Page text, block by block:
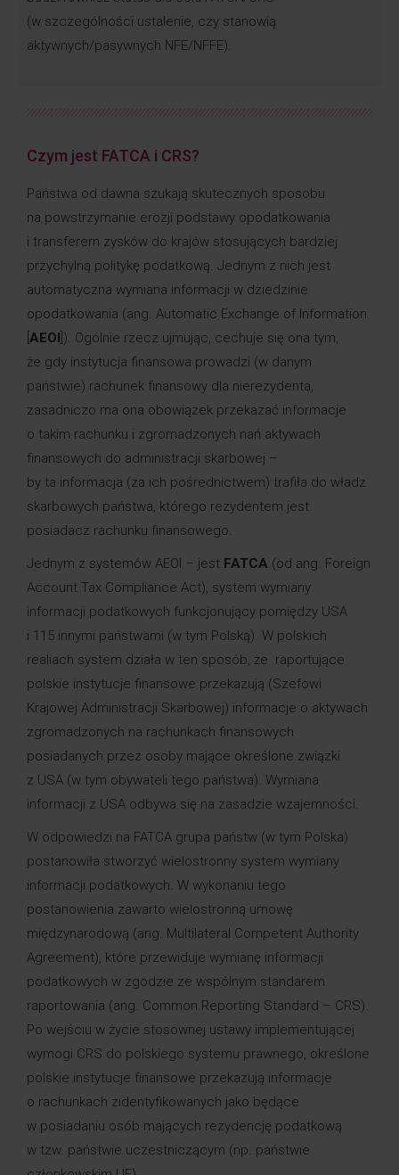
(w szczególności ustalenie, czy stanowią
aktywnych/pasywnych NFE/NFFE).
Czym jest FATCA i CRS?
Państwa od dawna szukają skutecznych sposobu
na powstrzymanie erozji podstawy opodatkowania
i transferem zysków do krajów stosujących bardziej
przychylną politykę podatkową. Jednym z nich jest
automatyczna wymiana informacji w dziedzinie
opodatkowania (ang. Automatic Exchange of Information
AEOI ]). Ogólnie rzecz ujmując, cechuje się ona tym,
że gdy instytucja finansowa prowadzi (w danym
państwie) rachunek finansowy dla nierezydenta,
zasadniczo ma ona obowiązek przekazać informacje
o takim rachunku i zgromadzonych nań aktywach
finansowych do administracji skarbowej –
by ta informacja (za ich pośrednictwem) trafiła do władz
skarbowych państwa, którego rezydentem jest
posiadacz rachunku finansowego.
Jednym z systemów AEOI – jest FATCA (od ang. Foreign
Account Tax Compliance Act), system wymiany
informacji podatkowych funkcjonujący pomiędzy USA
i 115 innymi państwami (w tym Polską). W polskich
realiach system działa w ten sposób, że raportujące
polskie instytucje finansowe przekazują (Szefowi
Krajowej Administracji Skarbowej) informacje o aktywach
zgromadzonych na rachunkach finansowych
posiadanych przez osoby mające określone związki
z USA (w tym obywateli tego państwa). Wymiana
informacji z USA odbywa się na zasadzie wzajemności.
W odpowiedzi na FATCA grupa państw (w tym Polska)
postanowiła stworzyć wielostronny system wymiany
informacji podatkowych. W wykonaniu tego
postanowienia zawarto wielostronną umowę
międzynarodową (ang. Multilateral Competent Authority
Agreement), które przewiduje wymianę informacji
podatkowych w zgodzie ze wspólnym standarem
raportowania (ang. Common Reporting Standard – CRS).
Po wejściu w życie stosownej ustawy implementującej
wymogi CRS do polskiego systemu prawnego, określone
polskie instytucje finansowe przekazują informacje
o rachunkach zidentyfikowanych jako będące
w posiadaniu osób mających rezydencję podatkową
w tzw. państwie uczestniczącym (np. państwie